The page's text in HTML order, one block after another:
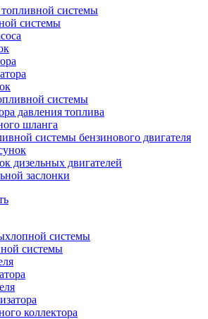
системы
системы
системы
давления топлива
шланга
системы бензинового двигателя
дизельных двигателей
заслонки
системы
системы
коллектора